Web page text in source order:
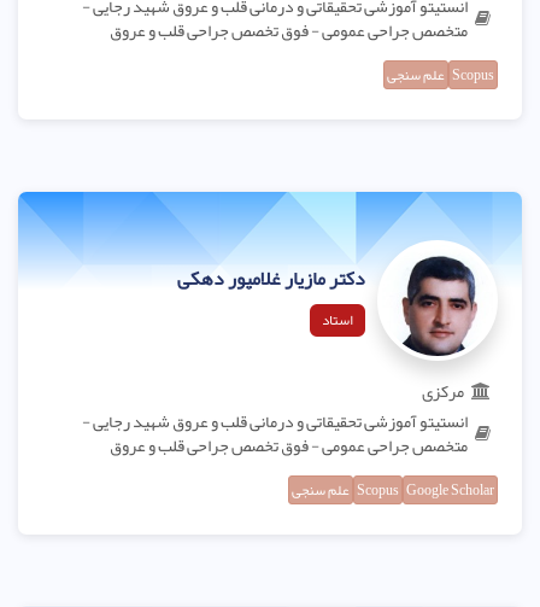
متخصص جراحی عمومی - فوق تخصص جراحی قلب و عروق
Scopus علم سنجی
دکتر مازیار غلامپور دهکی
استاد
مرکزی
انستیتو آموزشی تحقیقاتی و درمانی قلب و عروق شهید رجایی -
متخصص جراحی عمومی - فوق تخصص جراحی قلب و عروق
Google Scholar
Scopus علم سنجی